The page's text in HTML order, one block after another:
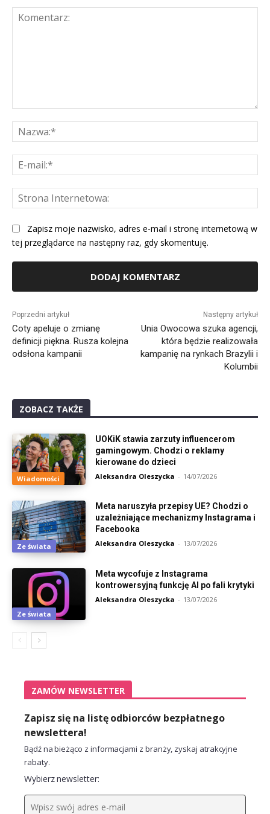
Zapisz moje nazwisko, adres e-mail i stronę internetową w
tej przeglądarce na następny raz, gdy skomentuję.
Poprzedni artykuł
Coty apeluje o zmianę
definicji piękna. Rusza kolejna
odsłona kampanii
Następny artykuł
Unia Owocowa szuka agencji,
która będzie realizowała
kampanię na rynkach Brazylii i
Kolumbii
ZOBACZ TAKŻE
Wiadomości
UOKiK stawia zarzuty influencerom
gamingowym. Chodzi o reklamy
kierowane do dzieci
Aleksandra Oleszycka - 14/07/2026
Ze świata
Meta naruszyła przepisy UE? Chodzi o
uzależniające mechanizmy Instagrama i
Facebooka
Aleksandra Oleszycka - 13/07/2026
Ze świata
Meta wycofuje z Instagrama
kontrowersyjną funkcję AI po fali krytyki
Aleksandra Oleszycka - 13/07/2026
ZAMÓW NEWSLETTER
Zapisz się na listę odbiorców bezpłatnego
newslettera!
Bądź na bieżąco z informacjami z branży, zyskaj atrakcyjne
rabaty.
Wybierz newsletter: